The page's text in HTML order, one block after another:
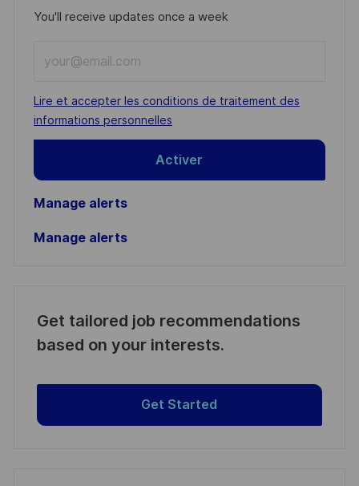
You'll receive updates once a week
Email
address
(Required)
Required
Lire et accepter les conditions de traitement des
informations personnelles
Activer
Manage alerts
Manage alerts
Get tailored job recommendations
based on your interests.
Get Started